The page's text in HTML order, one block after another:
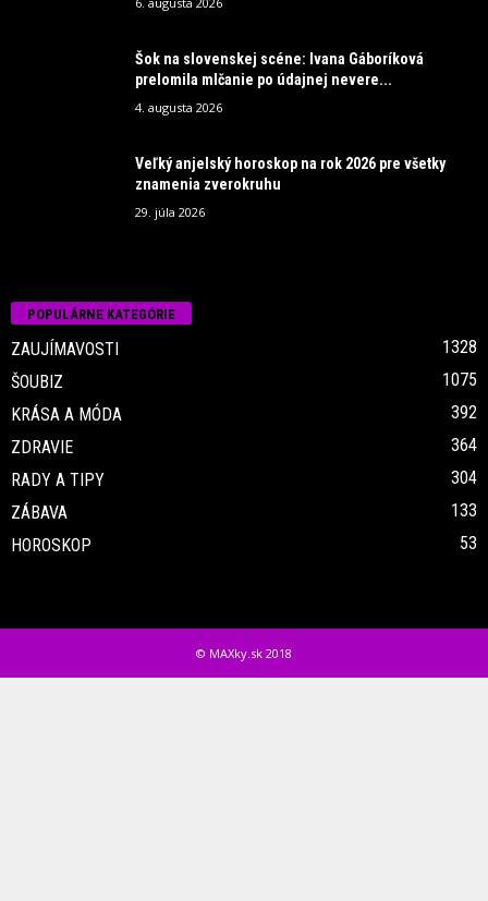
Šok na slovenskej scéne: Ivana Gáboríková
prelomila mlčanie po údajnej nevere...
4. augusta 2026
Veľký anjelský horoskop na rok 2026 pre všetky
znamenia zverokruhu
29. júla 2026
POPULÁRNE KATEGÓRIE
ZAUJÍMAVOSTI
1328
ŠOUBIZ
1075
KRÁSA A MÓDA
392
ZDRAVIE
364
RADY A TIPY
304
ZÁBAVA
133
HOROSKOP
53
© MAXky.sk 2018